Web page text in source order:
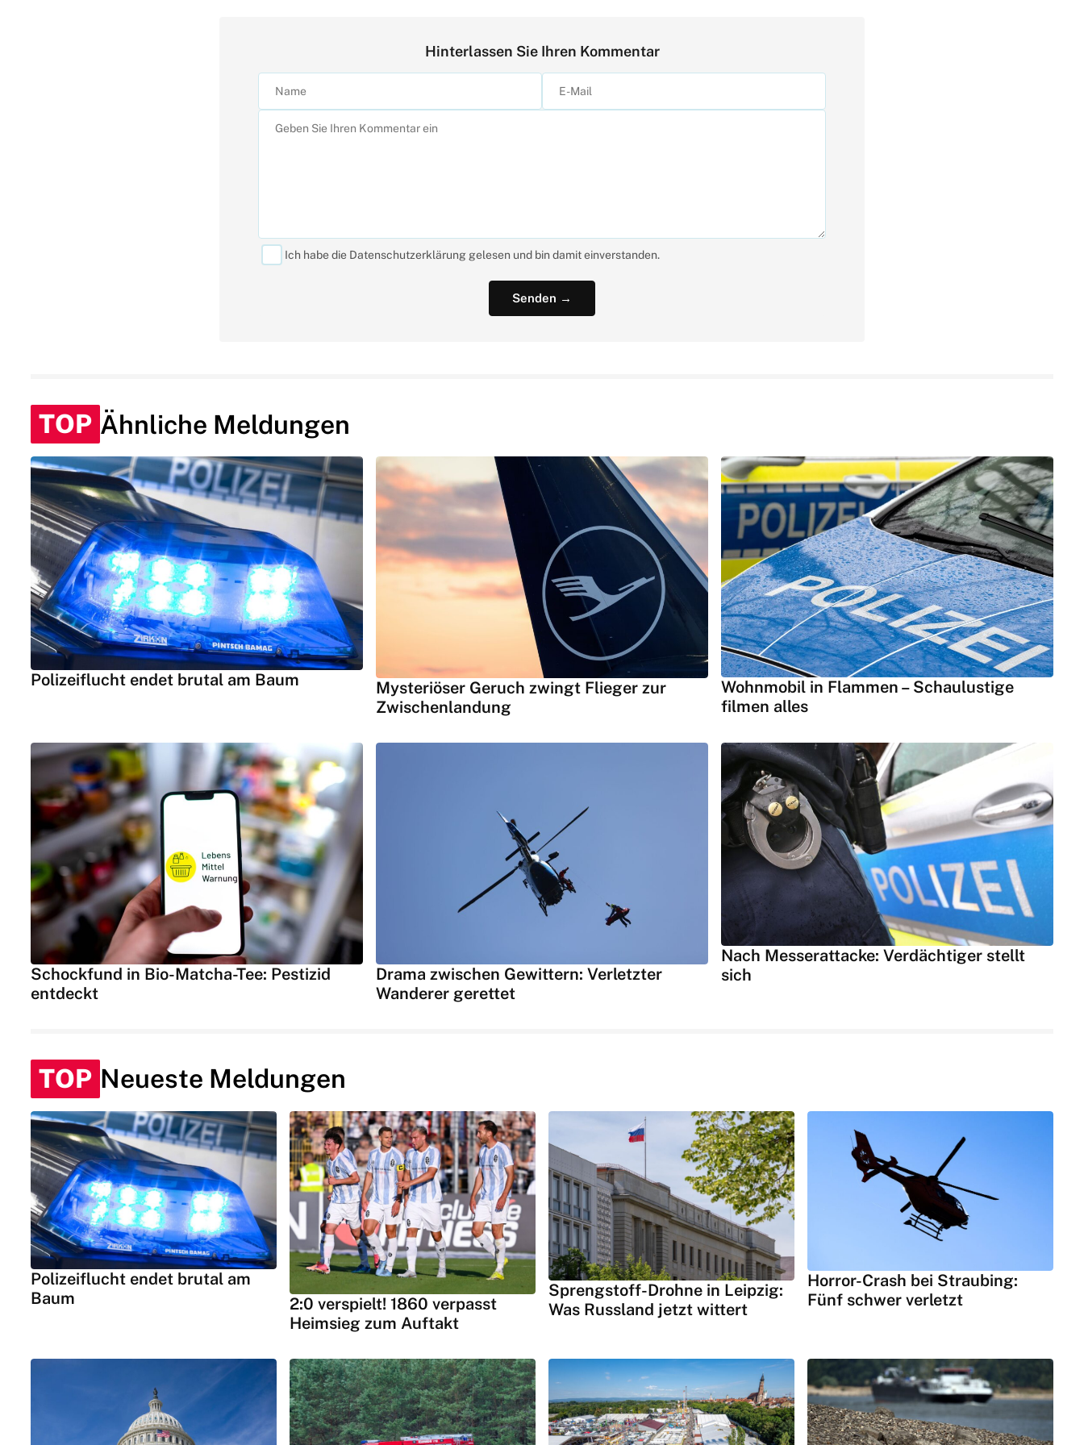
Hinterlassen Sie Ihren Kommentar
Ich habe die Datenschutzerklärung gelesen und bin damit einverstanden.
TOP Ähnliche Meldungen
Polizeiflucht endet brutal am Baum
Mysteriöser Geruch zwingt Flieger zur
Zwischenlandung
Wohnmobil in Flammen – Schaulustige
filmen alles
Schockfund in Bio-Matcha-Tee: Pestizid
entdeckt
Drama zwischen Gewittern: Verletzter
Wanderer gerettet
Nach Messerattacke: Verdächtiger stellt
sich
TOP Neueste Meldungen
Polizeiflucht endet brutal am
Baum
2:0 verspielt! 1860 verpasst
Heimsieg zum Auftakt
Sprengstoff-Drohne in Leipzig:
Was Russland jetzt wittert
Horror-Crash bei Straubing:
Fünf schwer verletzt